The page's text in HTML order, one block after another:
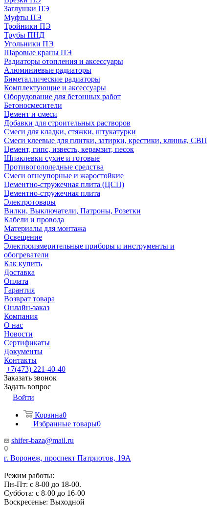
Заглушки ПЭ
Муфты ПЭ
Тройники ПЭ
Трубы ПНД
Угольники ПЭ
Шаровые краны ПЭ
Радиаторы отопления и аксессуары
Алюминиевые радиаторы
Биметаллические радиаторы
Комплектующие и аксессуары
Оборудование для бетонных работ
Бетоносмесители
Цемент и смеси
Добавки для строительных растворов
Смеси для кладки, стяжки, штукатурки
Смеси клеевые для плитки, затирки, крестики, клинья, СВП
Цемент, гипс, известь, керамзит, песок
Шпаклевки сухие и готовые
Противогололедные средства
Смеси огнеупорные и жаростойкие
Цементно-стружечная плита (ЦСП)
Цементно-стружечная плита
Электротовары
Вилки, Выключатели, Патроны, Розетки
Кабели и провода
Материалы для монтажа
Освещение
Электроизмерительные приборы и инструменты и
обогреватели
Как купить
Доставка
Оплата
Гарантия
Возврат товара
Онлайн-заказ
Компания
О нас
Новости
Сертификаты
Документы
Контакты
+7(473) 221-40-40
Заказать звонок
Задать вопрос
Войти
Корзина0
Избранные товары0
shifer-baza@mail.ru
г. Воронеж, проспект Патриотов, 19А
Режим работы:
Пн-Пт: с 8-00 до 18-00.
Суббота: с 8-00 до 16-00
Воскресенье: Выходной